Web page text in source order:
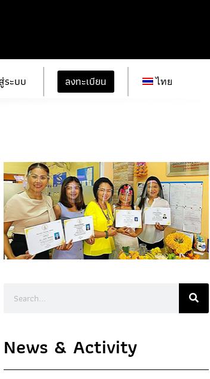
ระบบ ลงทะเบียน ไทย
News & Activity